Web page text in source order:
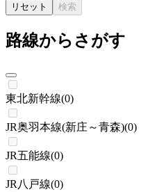
リセット 検索
路線からさがす
東北新幹線(0)
JR奥羽本線(新庄～青森)(0)
JR五能線(0)
JR八戸線(0)